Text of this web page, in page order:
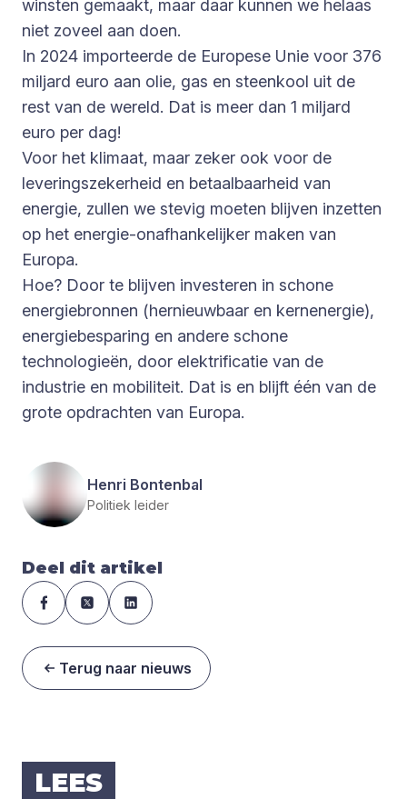
winsten gemaakt, maar daar kunnen we helaas
niet zoveel aan doen.
In 2024 importeerde de Europese Unie voor 376
miljard euro aan olie, gas en steenkool uit de
rest van de wereld. Dat is meer dan 1 miljard
euro per dag!
Voor het klimaat, maar zeker ook voor de
leveringszekerheid en betaalbaarheid van
energie, zullen we stevig moeten blijven inzetten
op het energie-onafhankelijker maken van
Europa.
Hoe? Door te blijven investeren in schone
energiebronnen (hernieuwbaar en kernenergie),
energiebesparing en andere schone
technologieën, door elektrificatie van de
industrie en mobiliteit. Dat is en blijft één van de
grote opdrachten van Europa.
Henri Bontenbal
Politiek leider
Deel dit artikel
Terug naar nieuws
LEES